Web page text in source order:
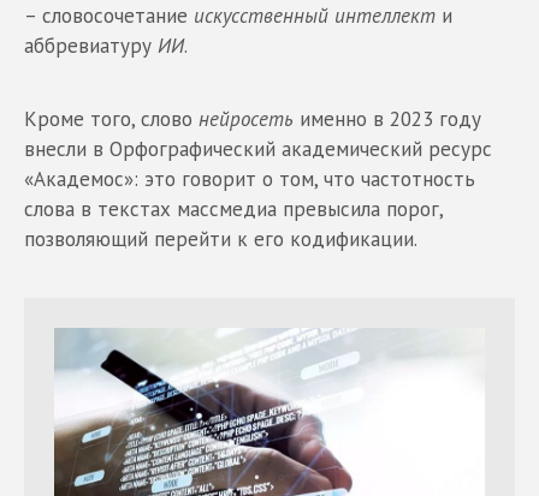
– словосочетание искусственный интеллект и
аббревиатуру ИИ.
Кроме того, слово нейросеть именно в 2023 году
внесли в Орфографический академический ресурс
«Академос»: это говорит о том, что частотность
слова в текстах массмедиа превысила порог,
позволяющий перейти к его кодификации.